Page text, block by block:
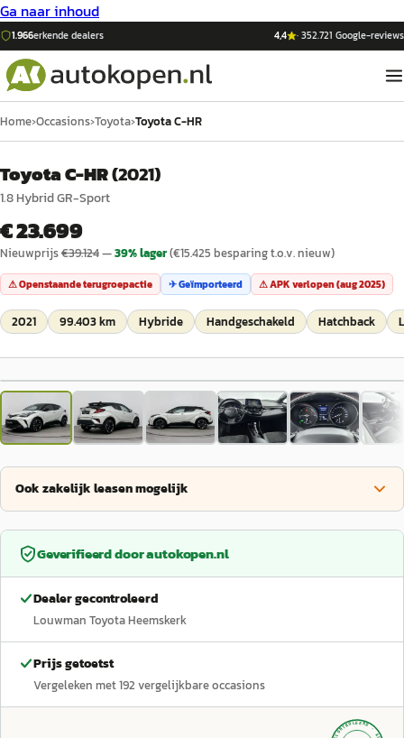
Ga naar inhoud
1.966erkende dealers 4,4 ·352.721 Google-reviews
Home›Occasions›Toyota›Toyota C-HR
Toyota C-HR(2021)
1.8 Hybrid GR-Sport
€ 23.699
Nieuwprijs€39.124—39% lager(€15.425 besparing t.o.v. nieuw)
⚠ Openstaande terugroepactie ✈ Geïmporteerd ⚠ APK verlopen (aug 2025)
2021 99.403 km Hybride Handgeschakeld Hatchback
1/27
Ook zakelijk leasen mogelijk
Geverifieerd doorautokopen.nl
Dealer gecontroleerd
Louwman Toyota Heemskerk
Prijs getoetst
Vergeleken met192 vergelijkbare occasions